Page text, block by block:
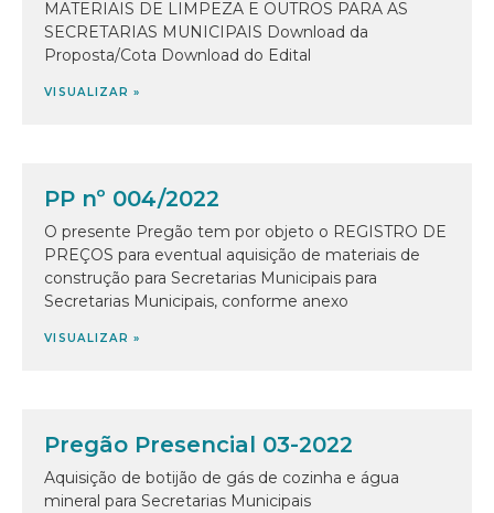
MATERIAIS DE LIMPEZA E OUTROS PARA AS
SECRETARIAS MUNICIPAIS Download da
Proposta/Cota Download do Edital
VISUALIZAR »
PP nº 004/2022
O presente Pregão tem por objeto o REGISTRO DE
PREÇOS para eventual aquisição de materiais de
construção para Secretarias Municipais para
Secretarias Municipais, conforme anexo
VISUALIZAR »
Pregão Presencial 03-2022
Aquisição de botijão de gás de cozinha e água
mineral para Secretarias Municipais